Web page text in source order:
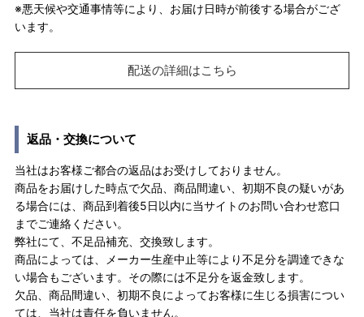
※悪天候や交通事情等により、お届け日時が前後する場合がござ
います。
配送の詳細はこちら
返品・交換について
当社はお客様ご都合の返品はお受けしておりません。
商品をお届けした時点で欠品、商品間違い、初期不良の疑いがあ
る場合には、商品到着後5日以内に当サイトのお問い合わせ窓口
までご連絡ください。
弊社にて、不足品補充、交換致します。
商品によっては、メーカー生産中止等により不足分を調達できな
い場合もございます。その際には不足分を返金致します。
欠品、商品間違い、初期不良によってお客様に生じる損害につい
ては、当社は責任を負いません。